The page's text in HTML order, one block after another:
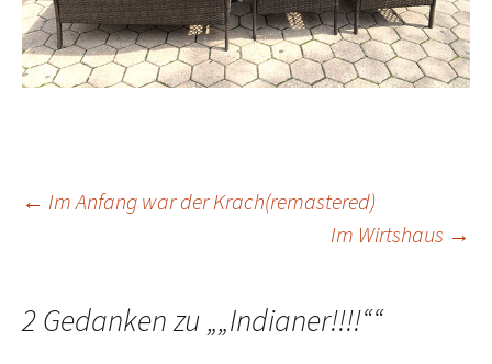
Beitrags-
← Im Anfang war der Krach(remastered)
Im Wirtshaus →
2 Gedanken zu „„Indianer!!!!““